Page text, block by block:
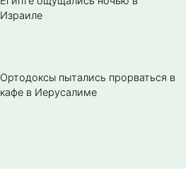
Израиле
Ортодоксы пытались прорваться в
кафе в Иерусалиме